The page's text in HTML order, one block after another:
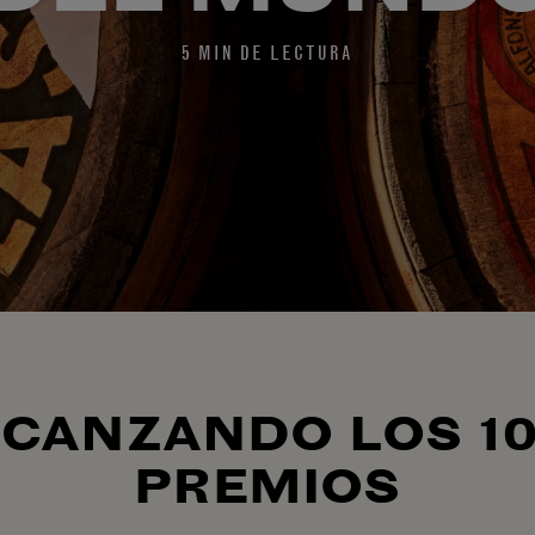
5 MIN DE LECTURA
LOS
PREMIOS